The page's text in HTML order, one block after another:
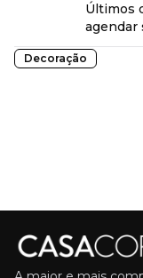
Últimos
agendar
Decoração